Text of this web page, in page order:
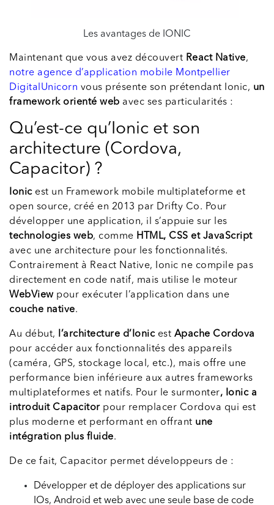
Les avantages de IONIC
Maintenant que vous avez découvert React Native,
notre agence d’application mobile Montpellier
DigitalUnicorn vous présente son prétendant Ionic, un
framework orienté web avec ses particularités :
Qu’est-ce qu’Ionic et son
architecture (Cordova,
Capacitor) ?
Ionicest un Framework mobile multiplateforme et
open source, créé en 2013 par Drifty Co. Pour
développer une application, il s’appuie sur les
technologies web, comme HTML, CSS et JavaScript
avec une architecture pour les fonctionnalités.
Contrairement à React Native, Ionic ne compile pas
directement en code natif, mais utilise le moteur
WebView pour exécuter l’application dans une
couche native.
Au début, l’architecture d’Ionicest Apache Cordova
pour accéder aux fonctionnalités des appareils
(caméra, GPS, stockage local, etc.), mais offre une
performance bien inférieure aux autres frameworks
multiplateformes et natifs. Pour le surmonter, Ionic a
introduit Capacitorpour remplacer Cordova qui est
plus moderne et performant en offrant une
intégration plus fluide.
De ce fait, Capacitor permet développeurs de :
Développer et de déployer des applications sur
IOs, Android et web avec une seule base de code